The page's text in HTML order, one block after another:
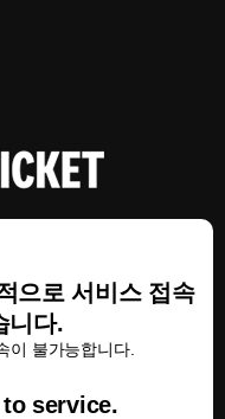
으로 서비스 접속
니다.
이 불가능합니다.
service.